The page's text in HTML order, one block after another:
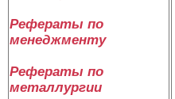
Рефераты по
менеджменту
Рефераты по
металлургии